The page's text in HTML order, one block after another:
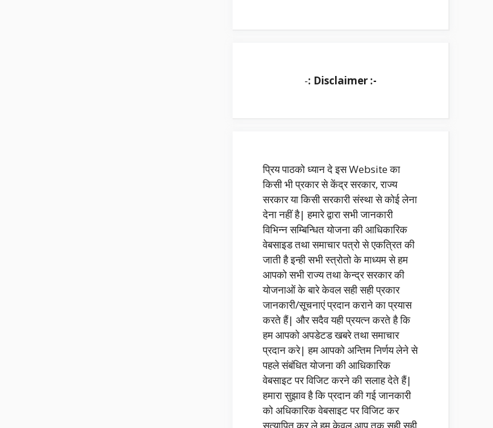
-: Disclaimer :-
प्रिय पाठको ध्यान दे इस Website का
किसी भी प्रकार से केंद्र सरकार, राज्य
सरकार या किसी सरकारी संस्था से कोई लेना
देना नहीं है| हमारे द्वारा सभी जानकारी
विभिन्न सम्बिन्धित योजना की आधिकारिक
वेबसाइड तथा समाचार पत्रो से एकत्रित की
जाती है इन्ही सभी स्त्रोतो के माध्यम से हम
आपको सभी राज्य तथा केन्द्र सरकार की
योजनाओं के बारे केवल सही सही प्रकार
जानकारी/सूचनाएं प्रदान कराने का प्रयास
करते हैं| और सदैव यही प्रयत्न करते है कि
हम आपको अपडेटड खबरे तथा समाचार
प्रदान करे| हम आपको अन्तिम निर्णय लेने से
पहले संबंधित योजना की आधिकारिक
वेबसाइट पर विजिट करने की सलाह देते हैं|
हमारा सुझाव है कि प्रदान की गई जानकारी
को अधिकारिक वेबसाइट पर विजिट कर
सत्यापित कर ले हम केवल आप तक सही सही